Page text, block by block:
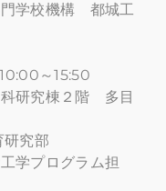
学校機構 都城工
～15:50
研究棟２階 多目
究部
ログラム担